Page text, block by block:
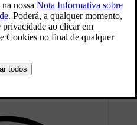
móvel.
as instruções.
adequado às suas
um cartão de carregamento.
associado à sua conta.